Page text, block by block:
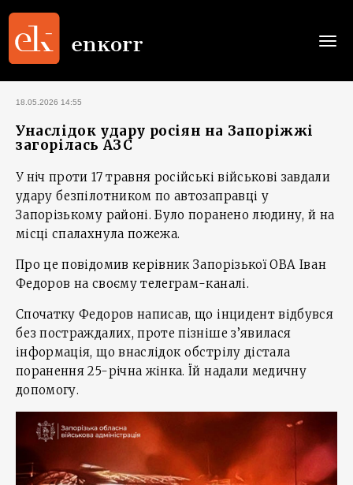
18.05.2026 14:55
Унаслідок удару росіян на Запоріжжі
загорілась АЗС
У ніч проти 17 травня російські військові завдали
удару безпілотником по автозаправці у
Запорізькому районі. Було поранено людину, й на
місці спалахнула пожежа.
Про це повідомив керівник Запорізької ОВА Іван
Федоров на своєму телеграм-каналі.
Спочатку Федоров написав, що інцидент відбувся
без постраждалих, проте пізніше з’явилася
інформація, що внаслідок обстрілу дістала
поранення 25-річна жінка. Їй надали медичну
допомогу.